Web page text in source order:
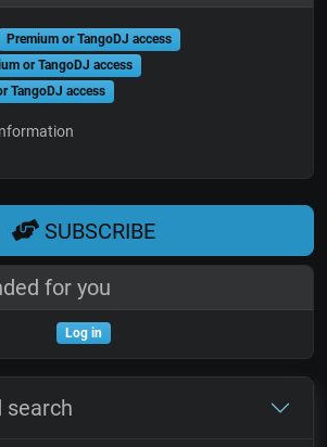
Premium or TangoDJ access
or TangoDJ access
TangoDJ access
SUBSCRIBE
for you
Log in
search